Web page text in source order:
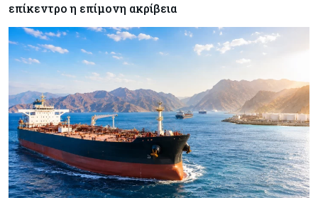
ΕΚΤ: Αιφνιδιάστηκε από την πώληση ευρώ από
τις ΗΠΑ
Κύπρος
Χορηγία €10.000 για υποτροφίες σε φοιτητές του
ΤΕΠΑΚ
επίκεντρο η επίμονη ακρίβεια